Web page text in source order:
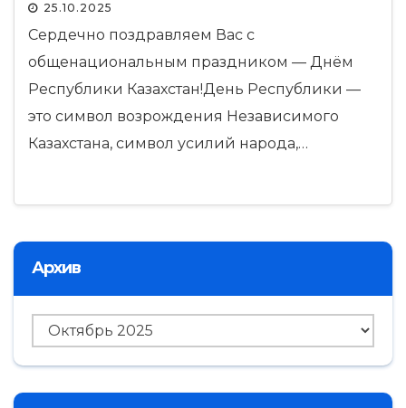
25.10.2025
Сердечно поздравляем Вас с
общенациональным праздником — Днём
Республики Казахстан!День Республики —
это символ возрождения Независимого
Казахстана, символ усилий народа,…
Архив
Архив